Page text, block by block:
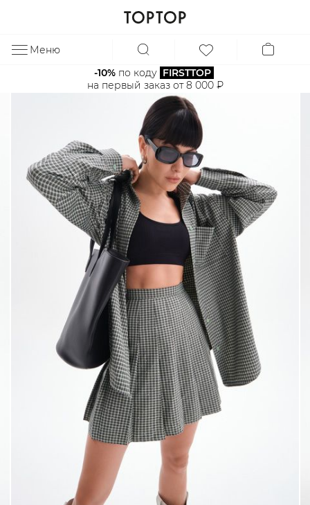
Меню
-10% по коду FIRSTTOP
на первый заказ от 8 000 ₽